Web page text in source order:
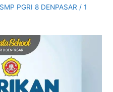
SMP PGRI 8 DENPASAR / 1